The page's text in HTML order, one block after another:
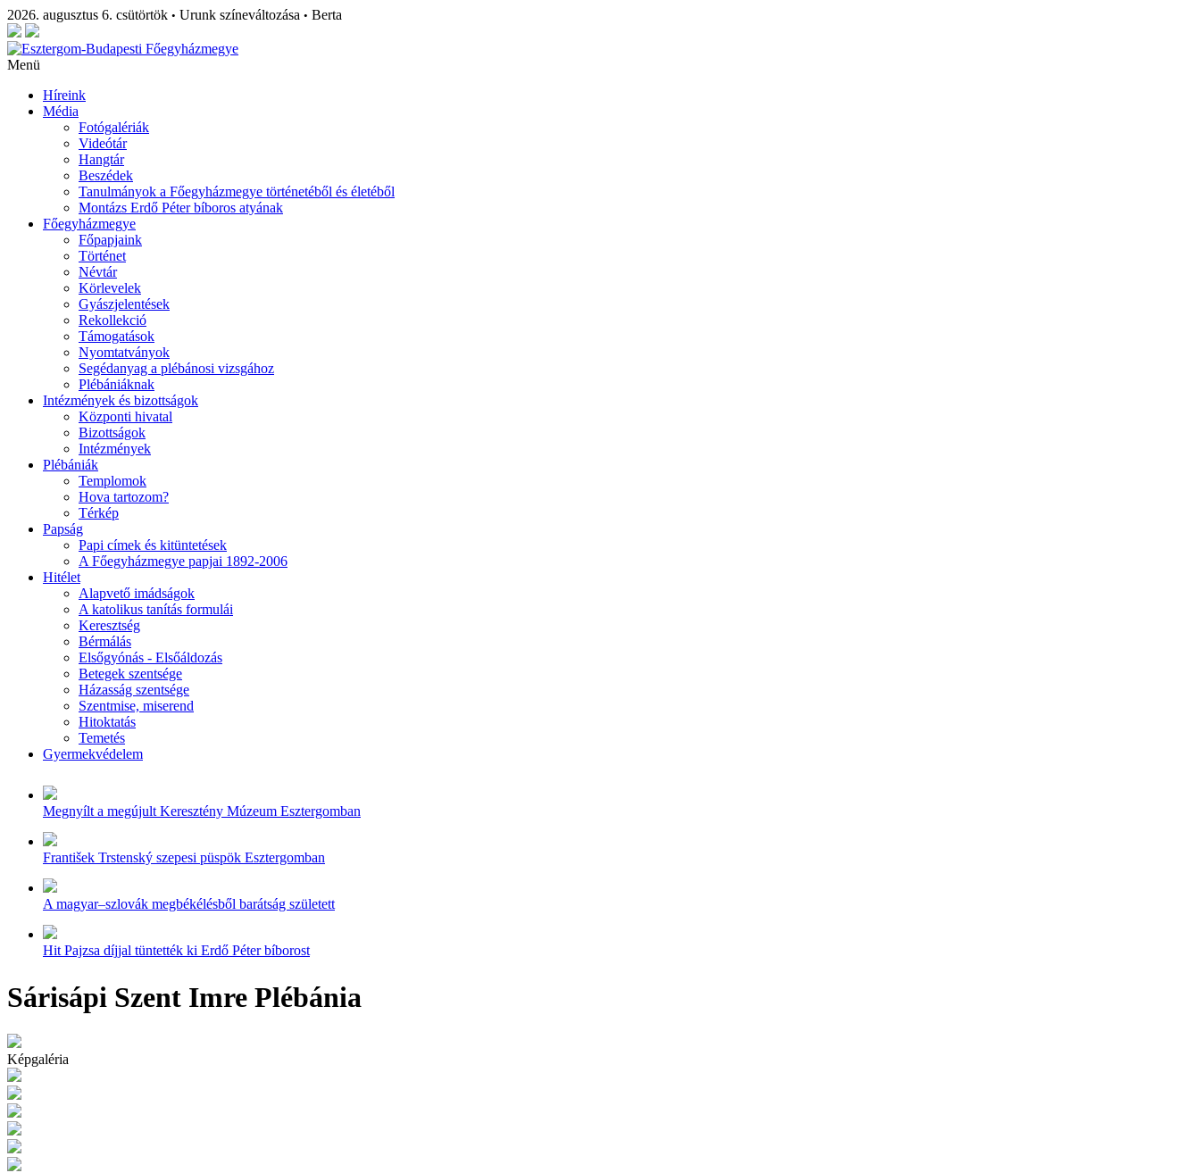
2026. augusztus 6. csütörtök • Urunk színeváltozása • Berta
Menü
Híreink
Média
Fotógalériák
Videótár
Hangtár
Beszédek
Tanulmányok a Főegyházmegye történetéből és életéből
Montázs Erdő Péter bíboros atyának
Főegyházmegye
Főpapjaink
Történet
Névtár
Körlevelek
Gyászjelentések
Rekollekció
Támogatások
Nyomtatványok
Segédanyag a plébánosi vizsgához
Plébániáknak
Intézmények és bizottságok
Központi hivatal
Bizottságok
Intézmények
Plébániák
Templomok
Hova tartozom?
Térkép
Papság
Papi címek és kitüntetések
A Főegyházmegye papjai 1892-2006
Hitélet
Alapvető imádságok
A katolikus tanítás formulái
Keresztség
Bérmálás
Elsőgyónás - Elsőáldozás
Betegek szentsége
Házasság szentsége
Szentmise, miserend
Hitoktatás
Temetés
Gyermekvédelem
Megnyílt a megújult Keresztény Múzeum Esztergomban
František Trstenský szepesi püspök Esztergomban
A magyar–szlovák megbékélésből barátság született
Hit Pajzsa díjjal tüntették ki Erdő Péter bíborost
Sárisápi Szent Imre Plébánia
Képgaléria